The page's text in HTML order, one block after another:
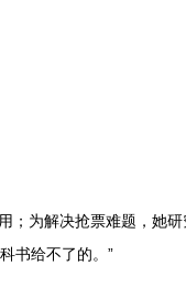
为解决抢票难题，她
书给不了的。”